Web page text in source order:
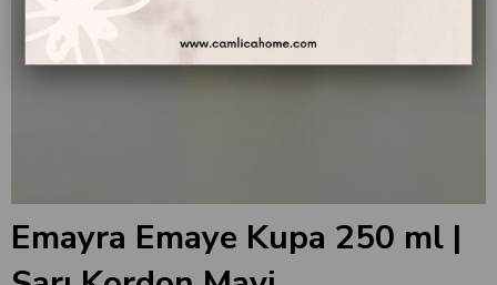
Emayra Emaye Kupa 250 ml |